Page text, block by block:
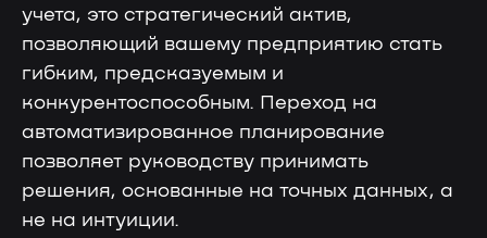
учета, это стратегический актив,
позволяющий вашему предприятию стать
гибким, предсказуемым и
конкурентоспособным. Переход на
автоматизированное планирование
позволяет руководству принимать
решения, основанные на точных данных, а
не на интуиции.
Согласие на обработку